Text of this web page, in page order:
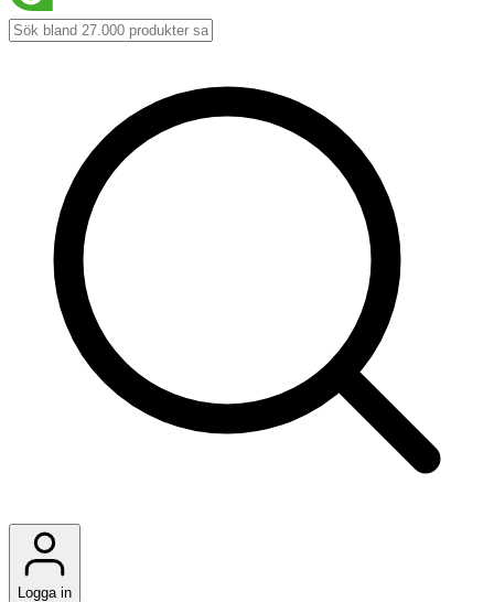
Logga in